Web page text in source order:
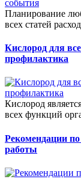
Планирование
всех статей
Кислород для
профилактика
Кислород
всех функций
Рекомендации
работы